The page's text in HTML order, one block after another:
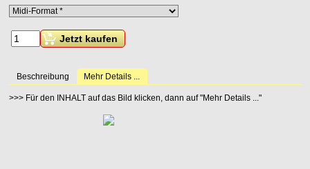
Jetzt kaufen
Beschreibung Mehr Details ...
>>> Für den INHALT auf das Bild klicken, dann auf "Mehr Details ..."